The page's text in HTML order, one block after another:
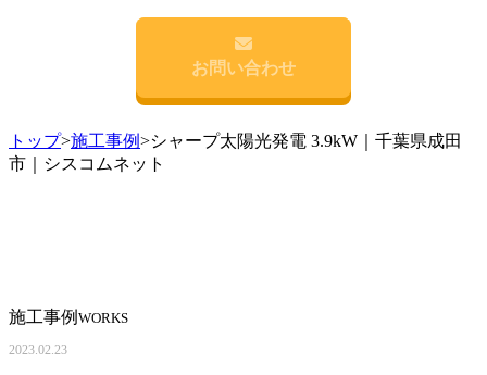
お問い合わせ
トップ>施工事例>シャープ太陽光発電 3.9kW｜千葉県成田
市｜シスコムネット
施工事例 WORKS
2023.02.23